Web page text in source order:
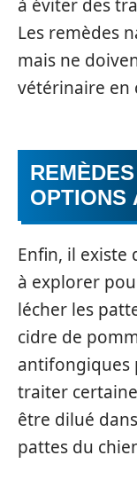
à éviter des
Les remèdes
mais ne
vétérinaire en
OPTIONS
Enfin, il existe
à explorer
lécher les
cidre de
antifongiques
traiter
être dilué
pattes du